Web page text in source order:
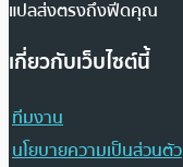
แปลส่งตรงถึงฟีดคุณ
เกี่ยวกับเว็บไซต์นี้
ทีมงาน
นโยบายความเป็นส่วนตัว